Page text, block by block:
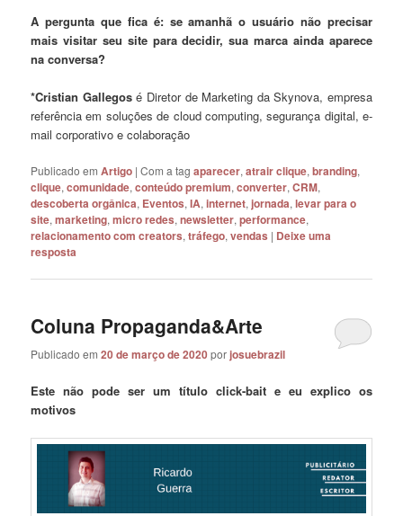
A pergunta que fica é: se amanhã o usuário não precisar
mais visitar seu site para decidir, sua marca ainda aparece
na conversa?
*Cristian Gallegosé Diretor de Marketing da Skynova, empresa
referência em soluções de cloud computing, segurança digital, e-
mail corporativo e colaboração
Publicado em Artigo |Com a tagaparecer,atrair clique,branding,
clique,comunidade,conteúdo premium,converter,CRM,
descoberta orgânica, Eventos,IA,internet,jornada,levar para o
site,marketing,micro redes,newsletter,performance,
relacionamento com creators,tráfego,vendas | Deixe uma
resposta
Coluna Propaganda&Arte
Publicado em20 de março de 2020porjosuebrazil
Este não pode ser um título click-bait e eu explico os
motivos